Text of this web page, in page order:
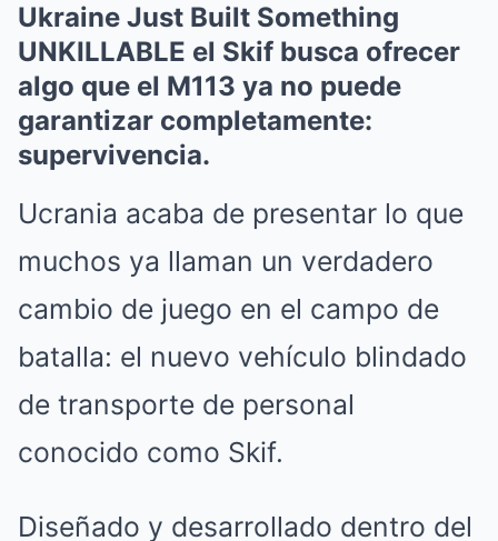
Ukraine Just Built Something
UNKILLABLE el Skif busca ofrecer
algo que el M113 ya no puede
garantizar completamente:
supervivencia.
Ucrania acaba de presentar lo que
muchos ya llaman un verdadero
cambio de juego en el campo de
batalla: el nuevo vehículo blindado
de transporte de personal
conocido como Skif.
Diseñado y desarrollado dentro del